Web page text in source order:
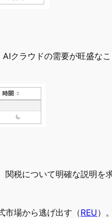
AIクラウドの需要が旺盛な
税について明確な説明を
市場から逃げ出す（REU）